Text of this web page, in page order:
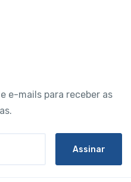
e-mails para receber as
Assinar